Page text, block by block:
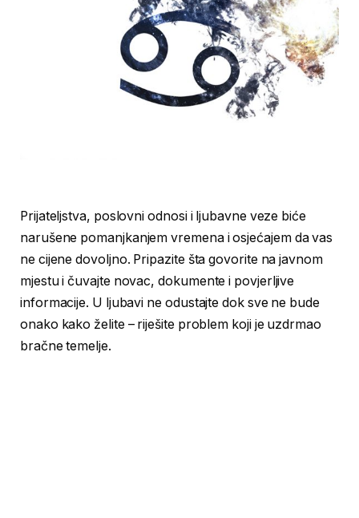
Prijateljstva, poslovni odnosi i ljubavne veze biće
narušene pomanjkanjem vremena i osjećajem da vas
ne cijene dovoljno. Pripazite šta govorite na javnom
mjestu i čuvajte novac, dokumente i povjerljive
informacije. U ljubavi ne odustajte dok sve ne bude
onako kako želite – riješite problem koji je uzdrmao
bračne temelje.